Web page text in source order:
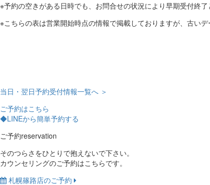
※予約の空きがある日時でも、お問合せの状況により早期受付終
※こちらの表は営業開始時点の情報で掲載しておりますが、古い
当日・翌日予約受付情報一覧へ ＞
ご予約はこちら
◆LINEから簡単予約する
ご予約reservation
そのつらさをひとりで抱えないで下さい。
カウンセリングのご予約はこちらです。
札幌篠路店のご予約